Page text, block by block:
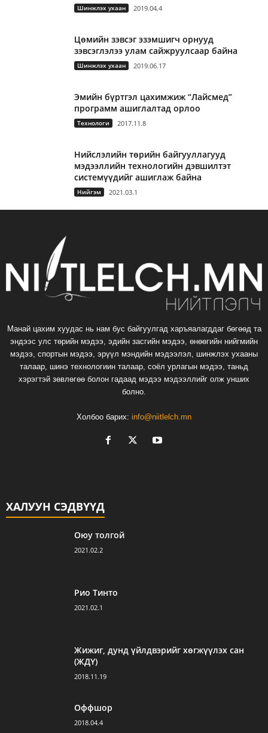
Шинжлэх ухаан 2019.04.4
Цөмийн зэвсэг эзэмшигч орнууд
зэвсэглэлээ улам сайжруулсаар байна
Шинжлэх ухаан 2019.06.17
Эмийн бүртгэл цахимжиж “Лайсмед”
программ ашиглалтад орлоо
Технологи 2017.11.8
Нийслэлийн төрийн байгууллагууд
мэдээллийн технологийн дэвшилтэт
системүүдийг ашиглаж байна
Нийгэм 2021.03.1
Манай цахим хуудас нь нам бус байгуулгад харъяалагддаг бөгөөд та
эндээс улс төрийн мэдээ, эдийн засгийн мэдээ, өнөөгийн нийгмийн
мэдээ, спортын мэдээ, эрүүл мэндийн мэдээлэл, шинжлэх ухааны
талаар, шинэ технологиин талаар, соёл урлагын мэдээ, таньд
хэрэгтэй зөвлөгөө болон гадаад мэдээ мэдээллийг олж унших
болно.
Холбоо барих: info@niitlelch.mn
ХАЛУУН СЭДВҮҮД
Оюу толгой
2021.02.2
Рио Тинто
2021.02.1
Жижиг, дунд үйлдвэрийг хөгжүүлэх сан
(ЖДҮ)
2018.11.19
Оффшор
2018.04.4